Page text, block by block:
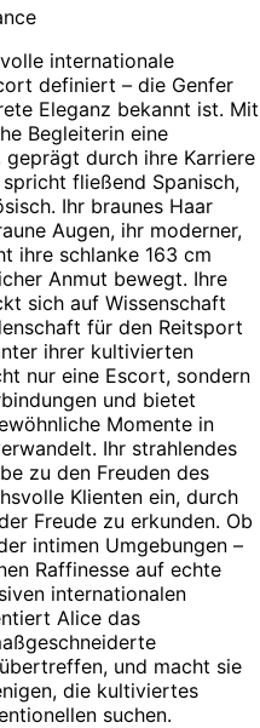
internationale
definiert – die Genfer
Eleganz bekannt ist. Mit
Begleiterin eine
durch ihre Karriere
fließend Spanisch,
Ihr braunes Haar
Augen, ihr moderner,
ihre schlanke 163 cm
Anmut bewegt. Ihre
sich auf Wissenschaft
für den Reitsport
ihrer kultivierten
nur eine Escort, sondern
und bietet
Momente in
Ihr strahlendes
zu den Freuden des
Klienten ein, durch
Freude zu erkunden. Ob
intimen Umgebungen –
Raffinesse auf echte
internationalen
Alice das
und macht sie
die kultiviertes
suchen.